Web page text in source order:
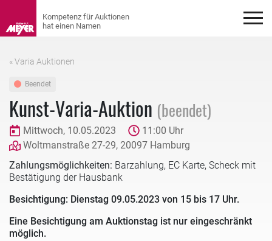
« Varia Auktionen
Beendet
Kunst-Varia-Auktion (beendet)
Mittwoch, 10.05.2023
11:00 Uhr
Woltmanstraße 27-29, 20097 Hamburg
Zahlungsmöglichkeiten: Barzahlung, EC Karte, Scheck mit
Bestätigung der Hausbank
Besichtigung: Dienstag 09.05.2023 von 15 bis 17 Uhr.
Eine Besichtigung am Auktionstag ist nur eingeschränkt
möglich.